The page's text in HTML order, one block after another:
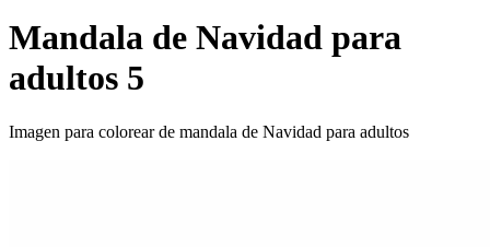
Mandala de Navidad para
adultos 5
Imagen para colorear de mandala de Navidad para adultos